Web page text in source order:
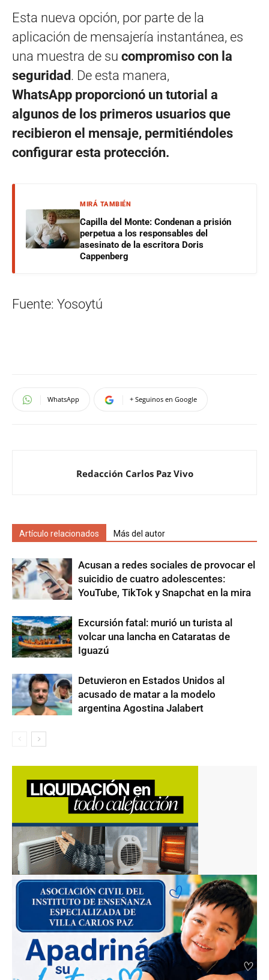
Esta nueva opción, por parte de la
aplicación de mensajería instantánea, es
una muestra de su compromiso con la
seguridad. De esta manera,
WhatsApp proporcionó un tutorial a
algunos de los primeros usuarios que
recibieron el mensaje, permitiéndoles
configurar esta protección.
MIRÁ TAMBIÉN
Capilla del Monte: Condenan a prisión
perpetua a los responsables del
asesinato de la escritora Doris
Cappenberg
Fuente: Yosoytú
WhatsApp + Seguinos en Google
Redacción Carlos Paz Vivo
Artículo relacionados Más del autor
Acusan a redes sociales de provocar el
suicidio de cuatro adolescentes:
YouTube, TikTok y Snapchat en la mira
Excursión fatal: murió un turista al
volcar una lancha en Cataratas de
Iguazú
Detuvieron en Estados Unidos al
acusado de matar a la modelo
argentina Agostina Jalabert